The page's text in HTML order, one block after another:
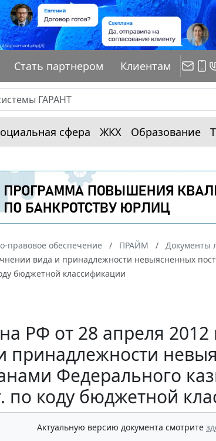
Стать партнером Клиентам
сфера ЖКХ Образование
правовое обеспечение ПРАЙМ Документы
вида и принадлежности невыясненных
бюджетной классификации
РФ от 28 апреля 2012
принадлежности
Федерального
по коду бюджетной
Актуальную версию документа смотрите